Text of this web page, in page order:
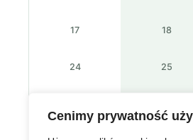
Cenimy prywatność
17 18
24 25